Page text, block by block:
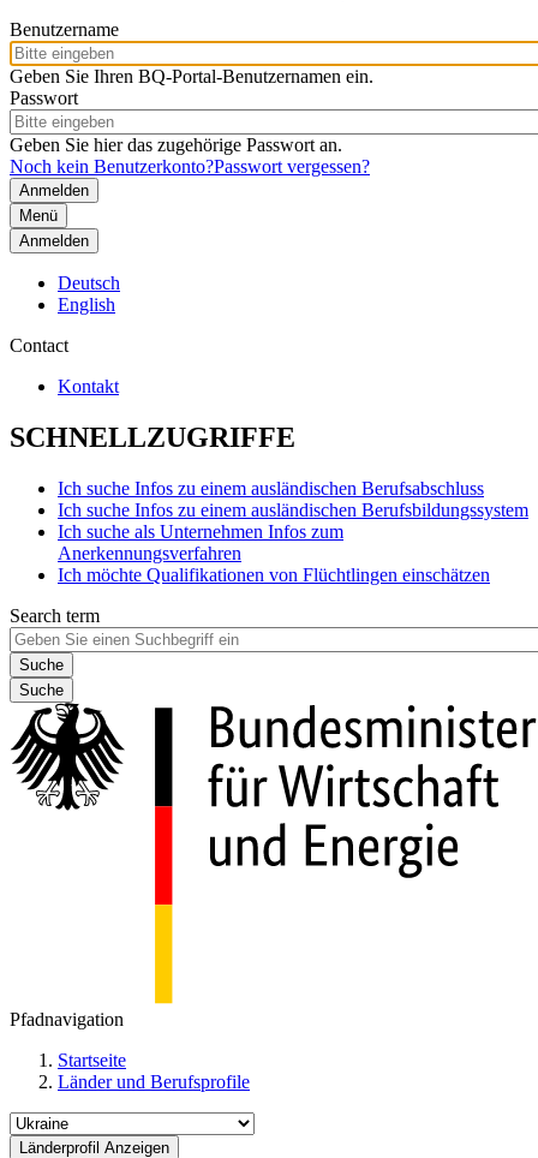
Benutzername
Geben Sie Ihren BQ-Portal-Benutzernamen ein.
Passwort
Geben Sie hier das zugehörige Passwort an.
Noch kein Benutzerkonto?Passwort vergessen?
Menü
Anmelden
Deutsch
English
Contact
Kontakt
SCHNELLZUGRIFFE
Ich suche Infos zu einem ausländischen Berufsabschluss
Ich suche Infos zu einem ausländischen Berufsbildungssystem
Ich suche als Unternehmen Infos zum
Anerkennungsverfahren
Ich möchte Qualifikationen von Flüchtlingen einschätzen
Search term
Suche
Pfadnavigation
Startseite
Länder und Berufsprofile